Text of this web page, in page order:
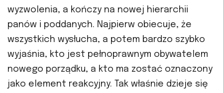
wyzwolenia, a kończy na nowej hierarchii
panów i poddanych. Najpierw obiecuje, że
wszystkich wysłucha, a potem bardzo szybko
wyjaśnia, kto jest pełnoprawnym obywatelem
nowego porządku, a kto ma zostać oznaczony
jako element reakcyjny. Tak właśnie dzieje się